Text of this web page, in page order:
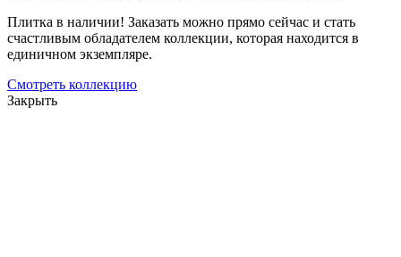
Плитка в наличии! Заказать можно прямо сейчас и стать
счастливым обладателем коллекции, которая находится в
единичном экземпляре.
Смотреть коллекцию
Закрыть